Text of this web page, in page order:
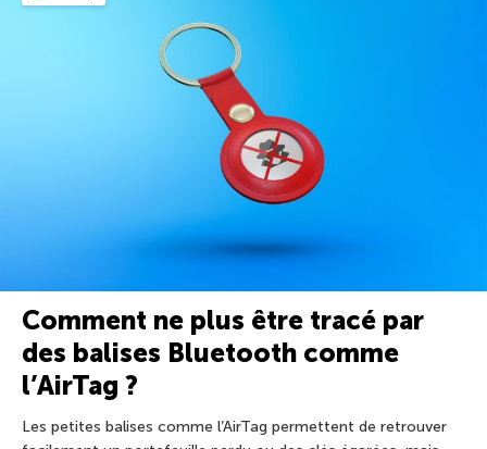
Comment ne plus être tracé par
des balises Bluetooth comme
l’AirTag ?
Les petites balises comme l’AirTag permettent de retrouver